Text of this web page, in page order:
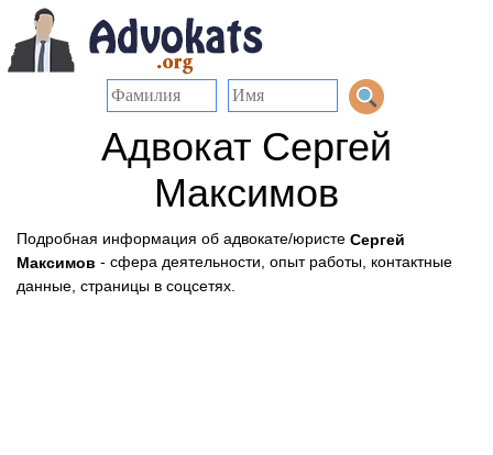
Адвокат Сергей
Максимов
Подробная информация об адвокате/юристе Сергей
Максимов - сфера деятельности, опыт работы, контактные
данные, страницы в соцсетях.